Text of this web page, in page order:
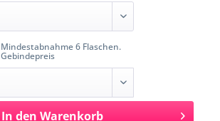
Mindestabnahme 6 Flaschen.
Gebindepreis
In den Warenkorb